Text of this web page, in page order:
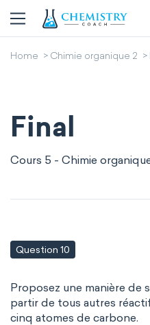
Home Chimie organique 2
Final
Cours 5 - Chimie
Question 10
Proposez une manière de
partir de tous autres
cinq atomes de carbone.